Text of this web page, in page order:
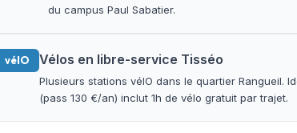
du campus Paul Sabatier.
vélO Vélos en libre-service Tisséo
Plusieurs stations vélO dans le quartier Rangueil.
(pass 130 €/an) inclut 1h de vélo gratuit par trajet.